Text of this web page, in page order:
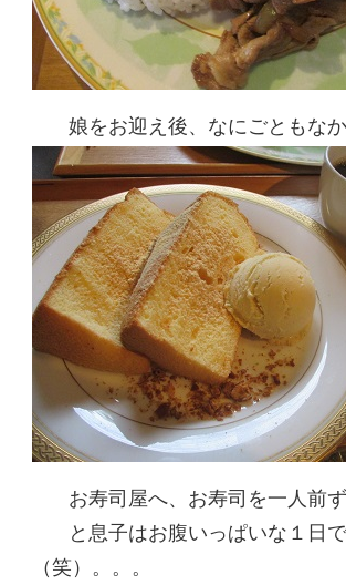
娘をお迎え後、なにごともな
お寿司屋へ、お寿司を一人前
と息子はお腹いっぱいな１日
（笑）。。。